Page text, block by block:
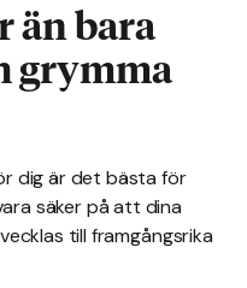
än bara
grymma
dig är det bästa för
säker på att dina
till framgångsrika